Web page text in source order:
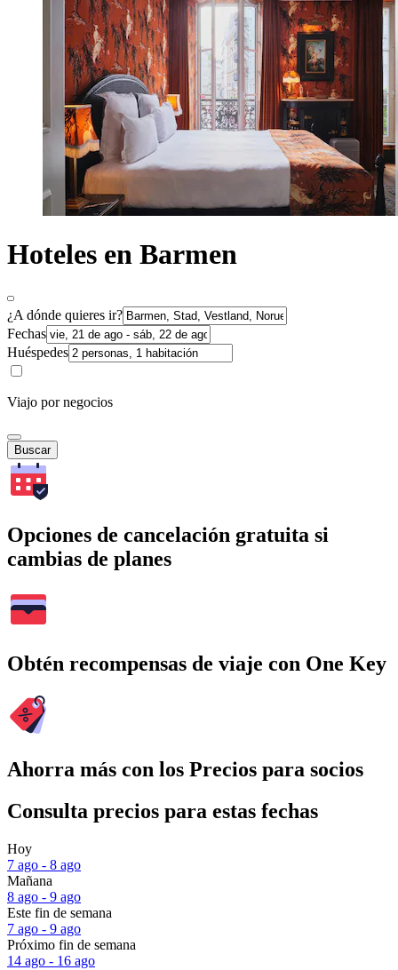
Hoteles en Barmen
¿A dónde quieres ir?
Fechas
Huéspedes
Viajo por negocios
Buscar
Opciones de cancelación gratuita si
cambias de planes
Obtén recompensas de viaje con One Key
Ahorra más con los Precios para socios
Consulta precios para estas fechas
Hoy
7 ago - 8 ago
Mañana
8 ago - 9 ago
Este fin de semana
7 ago - 9 ago
Próximo fin de semana
14 ago - 16 ago